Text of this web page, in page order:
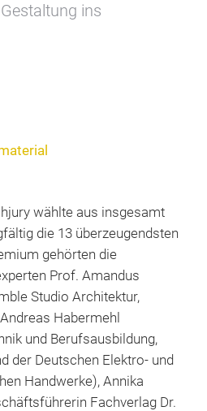
ins
wählte aus insgesamt
die 13 überzeugendsten
gehörten die
Prof. Amandus
Studio Architektur,
Habermehl
und Berufsausbildung,
der Deutschen Elektro- und
Handwerke), Annika
Fachverlag Dr.